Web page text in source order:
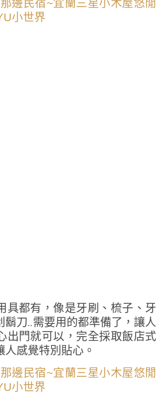
具都有，像是牙刷、梳子、牙
鬍刀..需要用的都準備了，讓人
出門就可以，完全採取飯店式
感覺特別貼心。